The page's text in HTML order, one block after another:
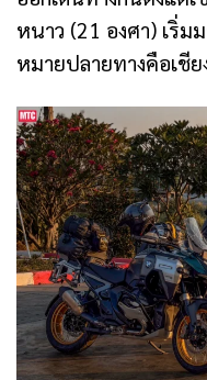
หนาว (21 องศา) เริ่ม
หมายปลายทางคือเชีย